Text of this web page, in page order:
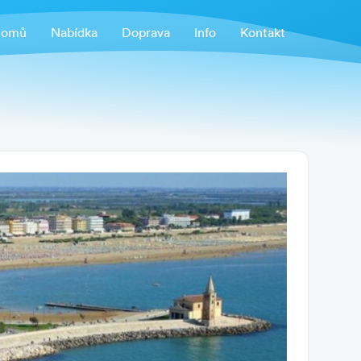
Nabídka Doprava Info Kontakt